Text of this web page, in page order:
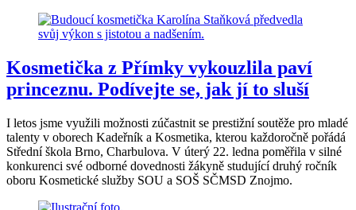
Kosmetička z Přímky vykouzlila paví
princeznu. Podívejte se, jak jí to sluší
I letos jsme využili možnosti zúčastnit se prestižní soutěže pro mladé
talenty v oborech Kadeřník a Kosmetika, kterou každoročně pořádá
Střední škola Brno, Charbulova. V úterý 22. ledna poměřila v silné
konkurenci své odborné dovednosti žákyně studující druhý ročník
oboru Kosmetické služby SOU a SOŠ SČMSD Znojmo.